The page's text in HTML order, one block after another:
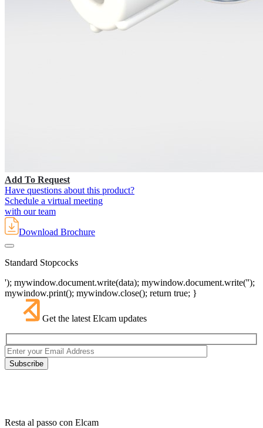
Add To Request
Have questions about this product?
Schedule a virtual meeting
with our team
Download Brochure
Standard Stopcocks
'); mywindow.document.write(data); mywindow.document.write('');
mywindow.print(); mywindow.close(); return true; }
Get the latest Elcam updates
Resta al passo con Elcam